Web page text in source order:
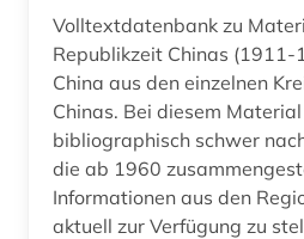
bauernhof (2)
bauingenieurwesen (1)
bauwerk (1)
Slowenien (4)
Spanien (12)
Suedamerika (12)
Suedasien (4)
Suedostasien (3)
Volltextdatenbank zu
Republikzeit Chinas (1911-
China aus den einzelnen
Chinas. Bei diesem
bibliographisch schwer
die ab 1960
Informationen aus den
aktuell zur Verfügung zu